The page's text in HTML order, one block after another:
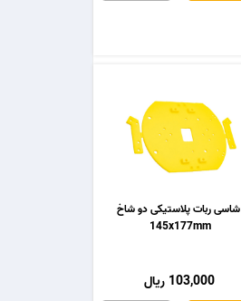
شاسی ربات پلاستیکی دو شاخ
145x177mm
103,000 ریال